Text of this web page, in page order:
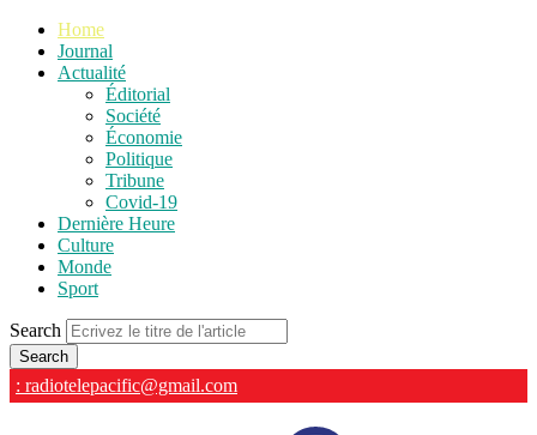
Home
Journal
Actualité
Éditorial
Société
Économie
Politique
Tribune
Covid-19
Dernière Heure
Culture
Monde
Sport
Search
: radiotelepacific@gmail.com